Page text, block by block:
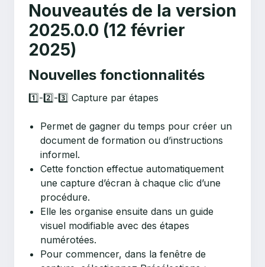
Nouveautés de la version
2025.0.0 (12 février
2025)
Nouvelles fonctionnalités
1️⃣-2️⃣-3️⃣ Capture par étapes
Permet de gagner du temps pour créer un
document de formation ou d’instructions
informel.
Cette fonction effectue automatiquement
une capture d’écran à chaque clic d’une
procédure.
Elle les organise ensuite dans un guide
visuel modifiable avec des étapes
numérotées.
Pour commencer, dans la fenêtre de